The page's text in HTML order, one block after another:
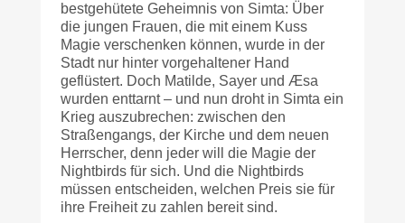
bestgehütete Geheimnis von Simta: Über
die jungen Frauen, die mit einem Kuss
Magie verschenken können, wurde in der
Stadt nur hinter vorgehaltener Hand
geflüstert. Doch Matilde, Sayer und Æsa
wurden enttarnt – und nun droht in Simta ein
Krieg auszubrechen: zwischen den
Straßengangs, der Kirche und dem neuen
Herrscher, denn jeder will die Magie der
Nightbirds für sich. Und die Nightbirds
müssen entscheiden, welchen Preis sie für
ihre Freiheit zu zahlen bereit sind.